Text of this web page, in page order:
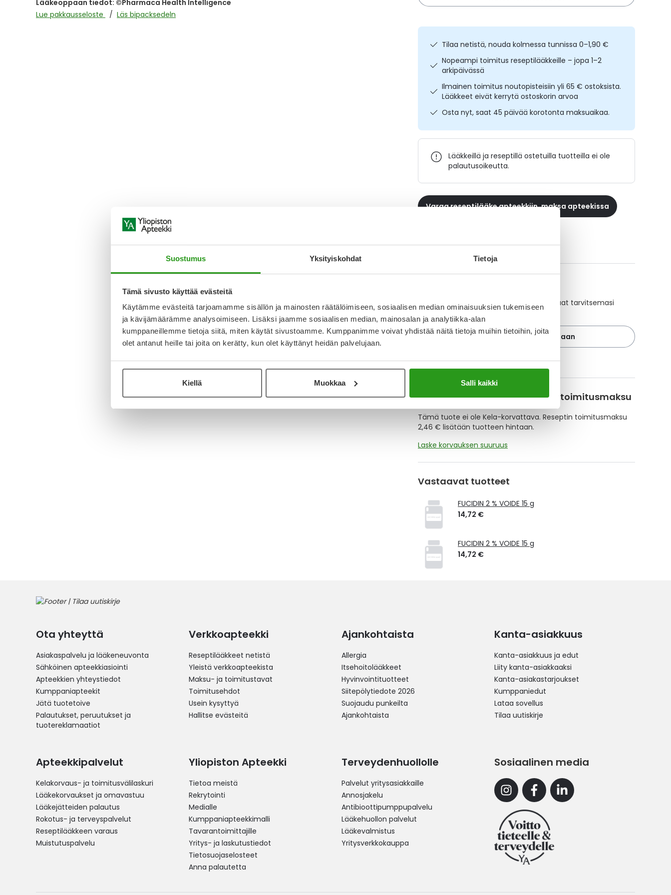
Suostumus Yksityiskohdat Tietoja
Tämä sivusto käyttää evästeitä
Käytämme evästeitä tarjoamamme sisällön ja mainosten räätälöimiseen, sosiaalisen median ominaisuuksien tukemiseen
ja kävijämäärämme analysoimiseen. Lisäksi jaamme sosiaalisen median, mainosalan ja analytiikka-alan
kumppaneillemme tietoja siitä, miten käytät sivustoamme. Kumppanimme voivat yhdistää näitä tietoja muihin tietoihin, joita
olet antanut heille tai joita on kerätty, kun olet käyttänyt heidän palvelujaan.
Kiellä Muokkaa Salli kaikki
the
images
Lääkeoppaan tiedot: ©Pharmaca Health Intelligence
Lue pakkausseloste
Läs bipacksedeln
Tilaa netistä, nouda kolmessa tunnissa 0–1,90 €
Nopeampi toimitus reseptilääkkeille – jopa 1–2
arkipäivässä
Ilmainen toimitus noutopisteisiin yli 65 € ostoksista.
Lääkkeet eivät kerrytä ostoskorin arvoa
Osta nyt, saat 45 päivää korotonta maksuaikaa.
Lääkkeillä ja reseptillä ostetuilla tuotteilla ei ole
palautusoikeutta.
Varaa reseptilääke apteekkiin, maksa apteekissa
Katso kaikki FUCIDIN PARANOVA-tuotteet
Muistuttajan avulla pidät huolen, että tilaat tarvitsemasi
tuotteet ajoissa, eivätkä ne lopu kesken.
Lisää tuote muistuttajaan
Lue lisää muistuttajasta
Kela-korvattavuus ja reseptin toimitusmaksu
Tämä tuote ei ole Kela-korvattava. Reseptin toimitusmaksu
2,46 € lisätään tuotteen hintaan.
Laske korvauksen suuruus
Vastaavat tuotteet
FUCIDIN 2 % VOIDE 15 g
14,72 €
FUCIDIN 2 % VOIDE 15 g
14,72 €
Ota yhteyttä
Asiakaspalvelu ja lääkeneuvonta
Sähköinen apteekkiasiointi
Apteekkien yhteystiedot
Kumppaniapteekit
Jätä tuotetoive
Palautukset, peruutukset ja
tuotereklamaatiot
Verkkoapteekki
Reseptilääkkeet netistä
Yleistä verkkoapteekista
Maksu- ja toimitustavat
Toimitusehdot
Usein kysyttyä
Hallitse evästeitä
Ajankohtaista
Allergia
Itsehoitolääkkeet
Hyvinvointituotteet
Siitepölytiedote 2026
Suojaudu punkeilta
Ajankohtaista
Kanta-asiakkuus
Kanta-asiakkuus ja edut
Liity kanta-asiakkaaksi
Kanta-asiakastarjoukset
Kumppaniedut
Lataa sovellus
Tilaa uutiskirje
Apteekkipalvelut
Kelakorvaus- ja toimitusvälilaskuri
Lääkekorvaukset ja omavastuu
Lääkejätteiden palautus
Rokotus- ja terveyspalvelut
Reseptilääkkeen varaus
Muistutuspalvelu
Yliopiston Apteekki
Tietoa meistä
Rekrytointi
Medialle
Kumppaniapteekkimalli
Tavarantoimittajille
Yritys- ja laskutustiedot
Tietosuojaselosteet
Anna palautetta
Terveydenhuollolle
Palvelut yritysasiakkaille
Annosjakelu
Antibioottipumppupalvelu
Lääkehuollon palvelut
Lääkevalmistus
Yritysverkkokauppa
Sosiaalinen media
InstagramFacebookLinkedin